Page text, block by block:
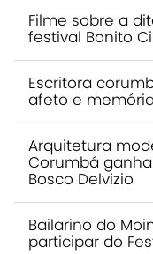
Filme sobre a
festival Bonito
Escritora
afeto e
Arquitetura
Corumbá
Bosco Delvizio
Bailarino do
participar do